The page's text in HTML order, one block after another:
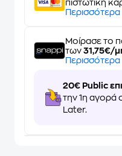
πιστωτική
Περισσότερα
Μοίρασε το
των 31,75€/
Περισσότερα
20€ Public
την 1η αγορά
Later.